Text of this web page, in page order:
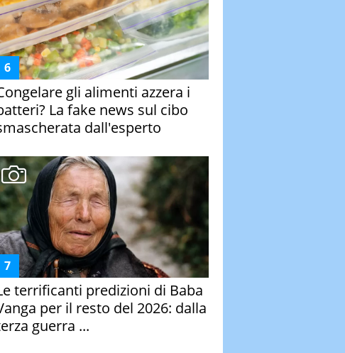
gli alimenti azzera i
La fake news sul cibo
dall'esperto
terrificanti predizioni di Baba
per il resto del 2026: dalla
guerra ...